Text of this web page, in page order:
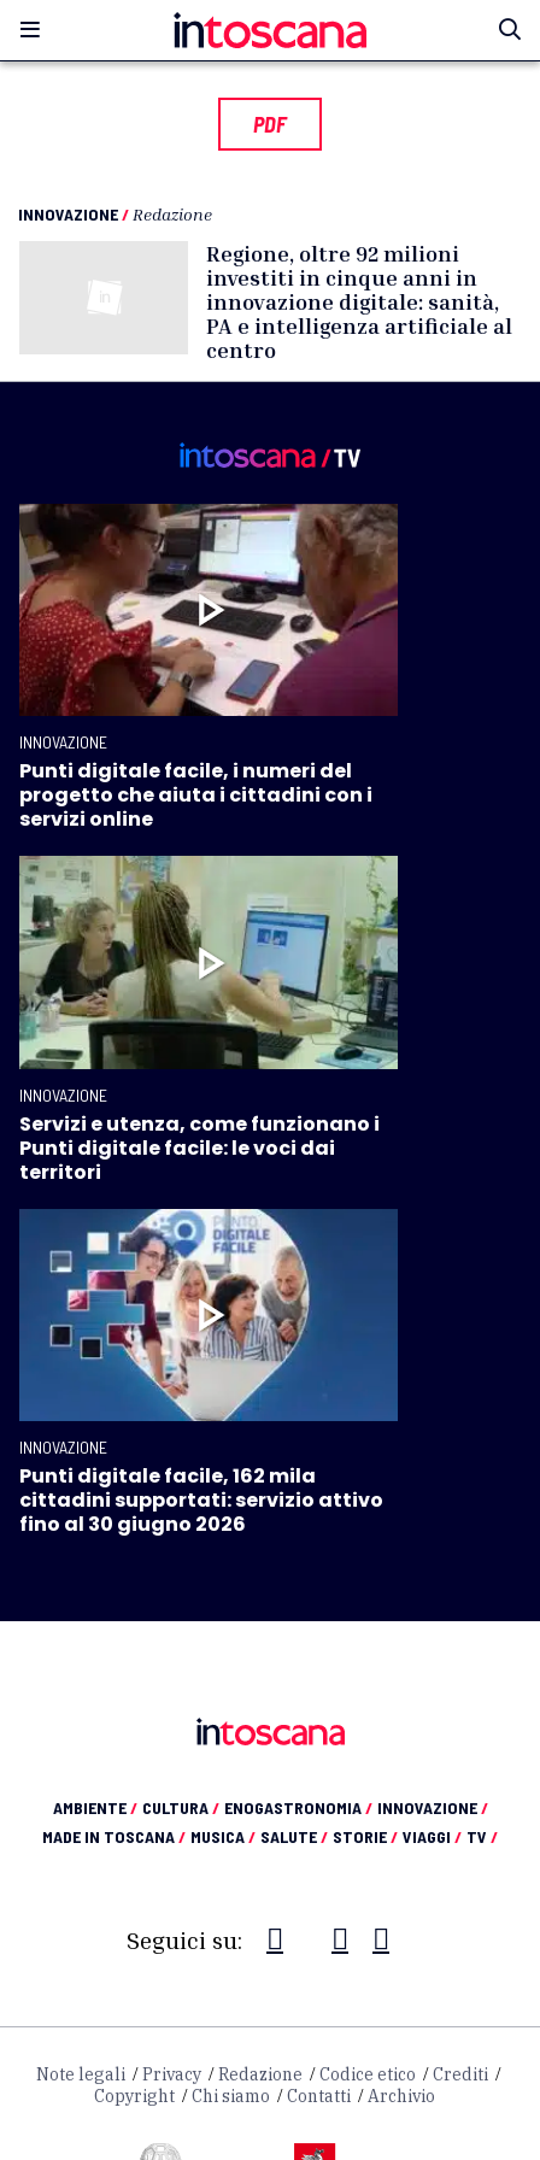
PDF
INNOVAZIONE/ Redazione
Regione, oltre 92 milioni
investiti in cinque anni in
innovazione digitale: sanità,
PA e intelligenza artificiale al
centro
INNOVAZIONE
Punti digitale facile, i numeri del
progetto che aiuta i cittadini con i
servizi online
INNOVAZIONE
Servizi e utenza, come funzionano i
Punti digitale facile: le voci dai
territori
INNOVAZIONE
Punti digitale facile, 162 mila
cittadini supportati: servizio attivo
fino al 30 giugno 2026
AMBIENTE/ CULTURA/ ENOGASTRONOMIA/ INNOVAZIONE/
MADE IN TOSCANA/ MUSICA/ SALUTE/ STORIE/ VIAGGI / TV /
Seguici su:
Note legali Privacy Redazione Codice etico
Crediti
Copyright
Chi siamo Contatti Archivio